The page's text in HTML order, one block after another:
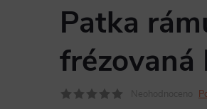
Patka
frézovaná